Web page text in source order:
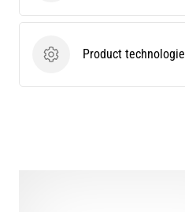
Product technologie
Product technologie